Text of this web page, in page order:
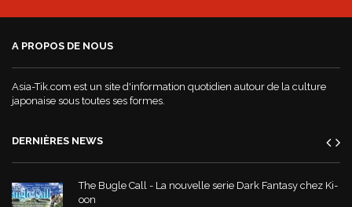
A PROPOS DE NOUS
Asia-Tik.com est un site d'information quotidien autour de la culture
japonaise sous toutes ses formes.
DERNIÈRES NEWS
The Bugle Call - La nouvelle serie Dark Fantasy chez Ki-
oon